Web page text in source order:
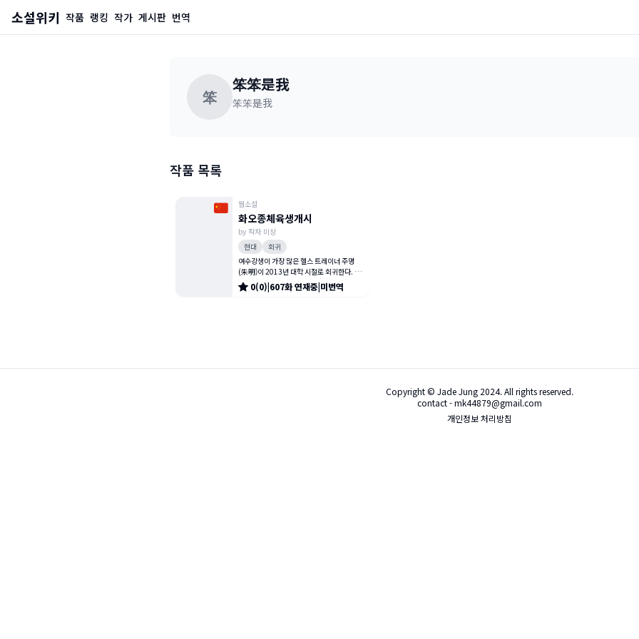
소설위키 작품 랭킹 작가 게시판 번역
笨
笨笨是我
笨笨是我
작품 목록
웹소설
화오종체육생개시
by 작자 미상
현대
회귀
여수강생이 가장 많은 헬스 트레이너 주명
(朱明)이 2013년 대학 시절로 회귀한다. 그
는 거울 속 구릿빛 피부와 탄탄한 근육질 몸매
를 가진 자신을 보며 고민 끝에 연예계에 발
0(0)|607화연재중|미번역
Copyright © Jade Jung 2024. All rights reserved.
contact - mk44879@gmail.com
개인정보 처리방침